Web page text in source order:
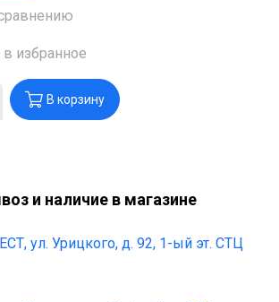
избранное
В корзину
и наличие в магазине
ул. Урицкого, д. 92, 1-ый эт. СТЦ